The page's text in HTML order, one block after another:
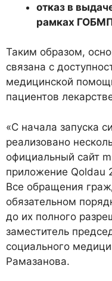
отказ в
рамках
Таким образом,
связана с
медицинской
пациентов
«С начала запуска
реализовано
официальный сайт
приложение Qoldau
Все обращения
обязательном
до их полного
заместитель
социального
Рамазанова.